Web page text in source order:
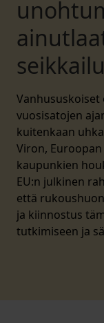
vuosisatojen
kuitenkaan
Viron,
kaupunkien
EU:n julkinen
että
ja kiinnostus
tutkimiseen ja